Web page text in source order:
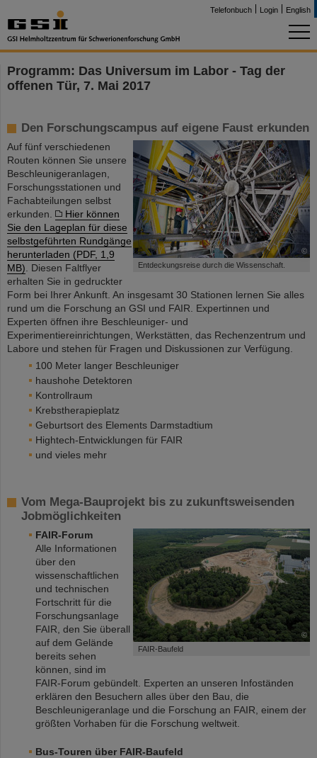
Telefonbuch Login English
Programm: Das Universum im Labor - Tag der
offenen Tür, 7. Mai 2017
Den Forschungscampus auf eigene Faust erkunden
©
Entdeckungsreise durch die Wissenschaft.
Auf fünf verschiedenen
Routen können Sie unsere
Beschleunigeranlagen,
Forschungsstationen und
Fachabteilungen selbst
erkunden.
Hier können
Sie den Lageplan für diese
selbstgeführten Rundgänge
herunterladen (PDF, 1,9
MB) . Diesen Faltflyer
erhalten Sie in gedruckter
Form bei Ihrer Ankunft. An insgesamt 30 Stationen lernen Sie alles
rund um die Forschung an GSI und FAIR. Expertinnen und
Experten öffnen ihre Beschleuniger- und
Experimentiereinrichtungen, Werkstätten, das Rechenzentrum und
Labore und stehen für Fragen und Diskussionen zur Verfügung.
100 Meter langer Beschleuniger
haushohe Detektoren
Kontrollraum
Krebstherapieplatz
Geburtsort des Elements Darmstadtium
Hightech-Entwicklungen für FAIR
und vieles mehr
Vom Mega-Bauprojekt bis zu zukunftsweisenden
Jobmöglichkeiten
©
FAIR-Baufeld
FAIR-Forum
Alle Informationen
über den
wissenschaftlichen
und technischen
Fortschritt für die
Forschungsanlage
FAIR, den Sie überall
auf dem Gelände
bereits sehen
können, sind im
FAIR-Forum gebündelt. Experten an unseren Infoständen
erklären den Besuchern alles über den Bau, die
Beschleunigeranlage und die Forschung an FAIR, einem der
größten Vorhaben für die Forschung weltweit.
Bus-Touren über FAIR-Baufeld